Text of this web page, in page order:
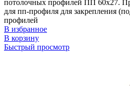
потолочных профилей ПП 60х27.
для пп-профиля для закрепления
профилей
В избранное
В корзину
Быстрый просмотр